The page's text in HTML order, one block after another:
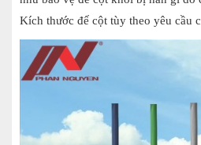
Kích thước đế cột tùy theo yêu cầu